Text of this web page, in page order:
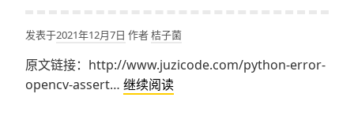
发表于2021年12月7日 作者桔子菌
原文链接：http://www.juzicode.com/python-error-
opencv-assert… 继续阅读Python